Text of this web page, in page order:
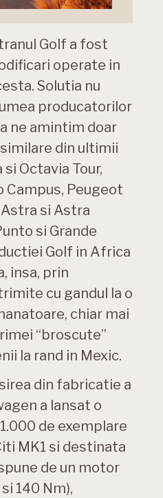
Golf a fost
operate in
Solutia nu
producatorilor
ne amintim doar
din ultimii
si Octavia Tour,
Campus, Peugeot
si Astra
si Grande
Golf in Africa
insa, prin
cu gandul la o
chiar mai
“broscute”
la rand in Mexic.
din fabricatie a
a lansat o
de exemplare
MK1 si destinata
de un motor
140 Nm),